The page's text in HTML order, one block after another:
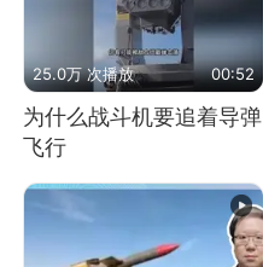
25.0万 次播放 00:52
为什么战斗机要追着导弹
飞行